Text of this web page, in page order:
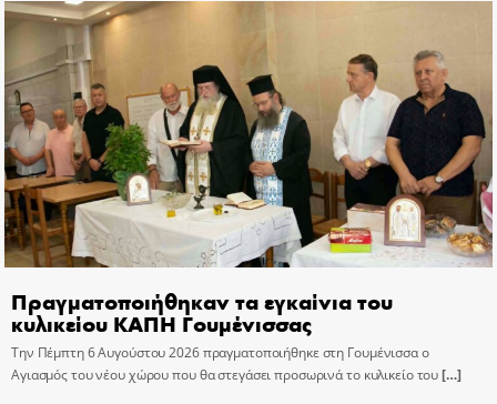
Πραγματοποιήθηκαν τα εγκαίνια του
κυλικείου ΚΑΠΗ Γουμένισσας
Την Πέμπτη 6 Αυγούστου 2026 πραγματοποιήθηκε στη Γουμένισσα ο
Αγιασμός του νέου χώρου που θα στεγάσει προσωρινά το κυλικείο του[…]